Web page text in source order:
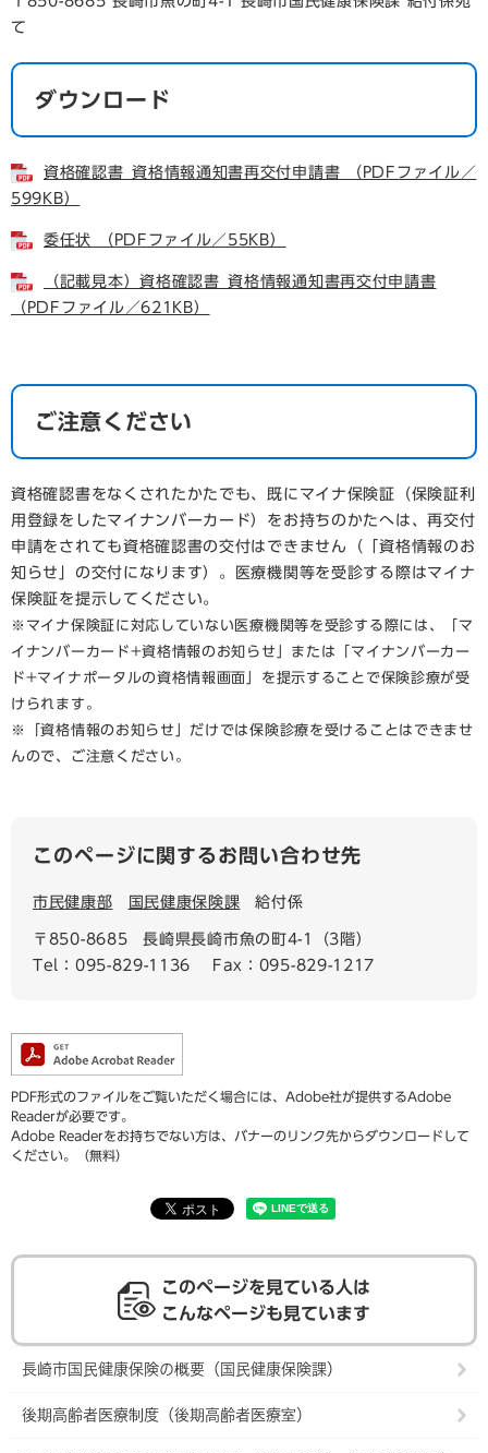
て
ダウンロード
資格確認書_資格情報通知書再交付申請書 （PDFファイル／
599KB）
委任状 （PDFファイル／55KB）
（記載見本）資格確認書_資格情報通知書再交付申請書
（PDFファイル／621KB）
ご注意ください
資格確認書をなくされたかたでも、既にマイナ保険証（保険証利
用登録をしたマイナンバーカード）をお持ちのかたへは、再交付
申請をされても資格確認書の交付はできません（「資格情報のお
知らせ」の交付になります）。医療機関等を受診する際はマイナ
保険証を提示してください。
※マイナ保険証に対応していない医療機関等を受診する際には、「マ
イナンバーカード+資格情報のお知らせ」または「マイナンバーカー
ド+マイナポータルの資格情報画面」を提示することで保険診療が受
けられます。​
※「資格情報のお知らせ」だけでは保険診療を受けることはできませ
んので、ご注意ください。
このページに関するお問い合わせ先
市民健康部 国民健康保険課 給付係
〒850-8685
長崎県長崎市魚の町4-1（3階）
Tel：095-829-1136
Fax：095-829-1217
PDF形式のファイルをご覧いただく場合には、Adobe社が提供するAdobe
Readerが必要です。
Adobe Readerをお持ちでない方は、バナーのリンク先からダウンロードして
ください。（無料）
このページを見ている人は
こんなページも見ています
長崎市国民健康保険の概要（国民健康保険課）
後期高齢者医療制度（後期高齢者医療室）